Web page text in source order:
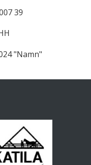
39
"Namn"